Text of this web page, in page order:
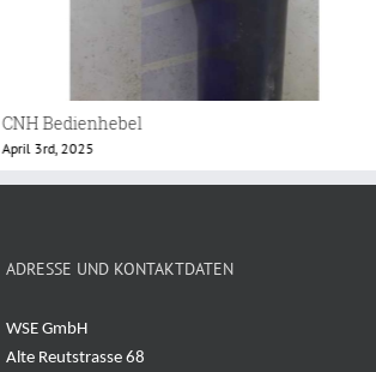
CNH Bedienteil
März 3rd, 2025
ADRESSE UND KONTAKTDATEN
WSE GmbH
Alte Reutstrasse 68